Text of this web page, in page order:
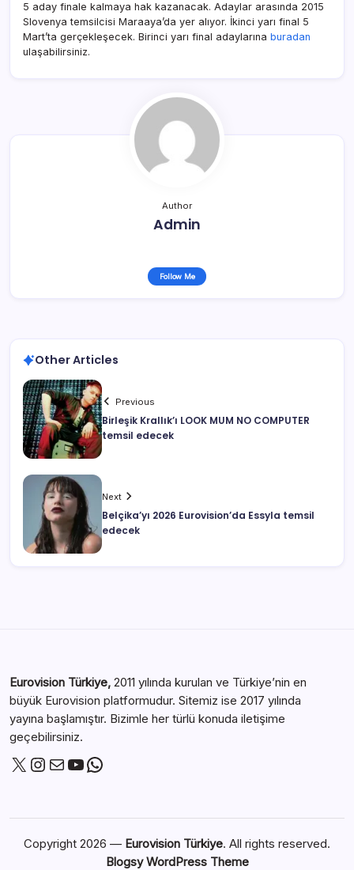
5 aday finale kalmaya hak kazanacak. Adaylar arasında 2015
Slovenya temsilcisi Maraaya’da yer alıyor. İkinci yarı final 5
Mart’ta gerçekleşecek. Birinci yarı final adaylarına buradan
ulaşabilirsiniz.
Author
Admin
Follow Me
Other Articles
Previous
Birleşik Krallık’ı LOOK MUM NO COMPUTER
temsil edecek
Next
Belçika’yı 2026 Eurovision’da Essyla temsil
edecek
Eurovision Türkiye, 2011 yılında kurulan ve Türkiye’nin en
büyük Eurovision platformudur. Sitemiz ise 2017 yılında
yayına başlamıştır. Bizimle her türlü konuda iletişime
geçebilirsiniz.
Copyright 2026 — Eurovision Türkiye. All rights reserved.
Blogsy WordPress Theme